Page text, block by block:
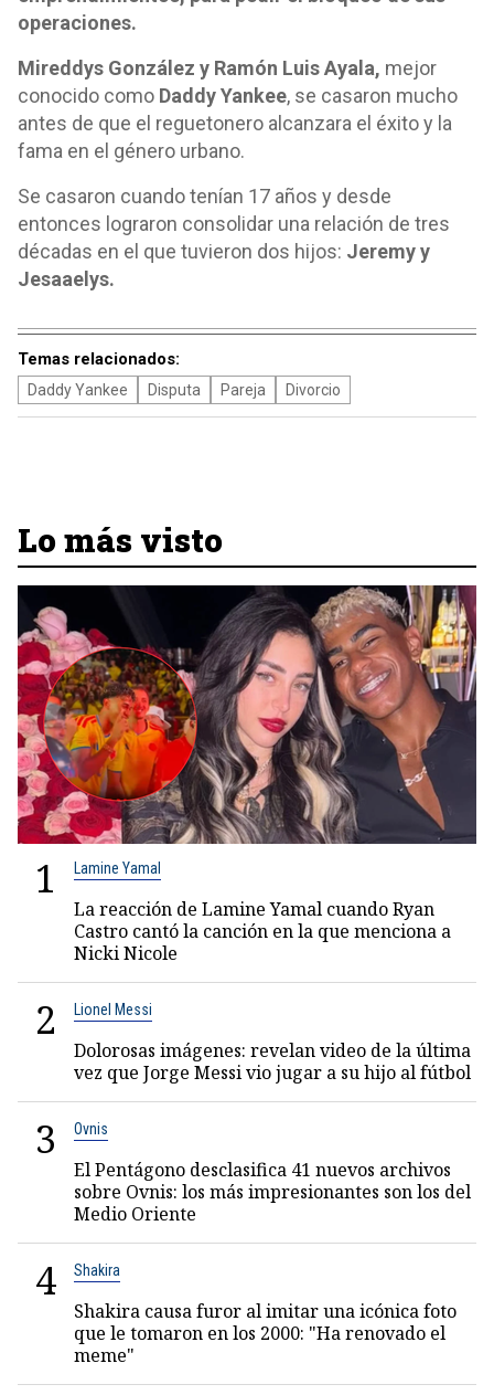
operaciones.
Mireddys González y Ramón Luis Ayala, mejor
conocido como Daddy Yankee, se casaron mucho
antes de que el reguetonero alcanzara el éxito y la
fama en el género urbano.
Se casaron cuando tenían 17 años y desde
entonces lograron consolidar una relación de tres
décadas en el que tuvieron dos hijos: Jeremy y
Jesaaelys.
Temas relacionados:
Daddy Yankee Disputa Pareja Divorcio
Lo más visto
1 Lamine Yamal
La reacción de Lamine Yamal cuando Ryan
Castro cantó la canción en la que menciona a
Nicki Nicole
2 Lionel Messi
Dolorosas imágenes: revelan video de la última
vez que Jorge Messi vio jugar a su hijo al fútbol
3 Ovnis
El Pentágono desclasifica 41 nuevos archivos
sobre Ovnis: los más impresionantes son los del
Medio Oriente
4 Shakira
Shakira causa furor al imitar una icónica foto
que le tomaron en los 2000: "Ha renovado el
meme"